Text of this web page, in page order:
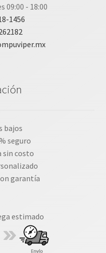
09:00 - 18:00
1456
bajos
seguro
sin costo
garantía
estimado